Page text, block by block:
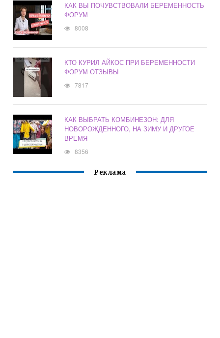
КАК ВЫ ПОЧУВСТВОВАЛИ БЕРЕМЕННОСТЬ
ФОРУМ
8008
КТО КУРИЛ АЙКОС ПРИ БЕРЕМЕННОСТИ
ФОРУМ ОТЗЫВЫ
7817
КАК ВЫБРАТЬ КОМБИНЕЗОН: ДЛЯ
НОВОРОЖДЕННОГО, НА ЗИМУ И ДРУГОЕ
ВРЕМЯ
8356
Реклама